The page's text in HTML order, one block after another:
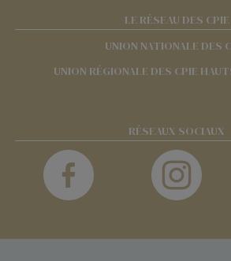
LE RÉSEAU DES CPIE
UNION NATIONALE DES
UNION RÉGIONALE DES CPIE
RÉSEAUX SOCIAUX